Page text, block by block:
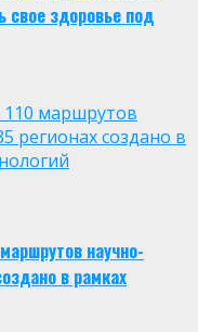
свое здоровье под
маршрутов
регионах создано в
научно-
в рамках